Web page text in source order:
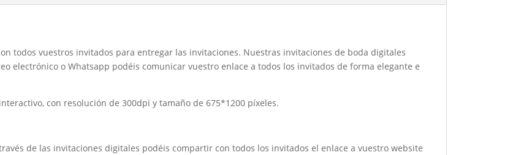
todos vuestros invitados para entregar las invitaciones. Nuestras invitaciones de boda digitales
electrónico o Whatsapp podéis comunicar vuestro enlace a todos los invitados de forma elegante e
con resolución de 300dpi y tamaño de 675*1200 píxeles.
de las invitaciones digitales podéis compartir con todos los invitados el enlace a vuestro website